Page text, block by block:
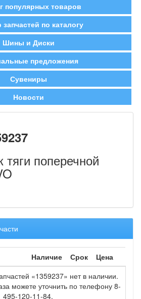
популярных товаров
по каталогу
Шины и Диски
предложения
Сувениры
Новости
тяги поперечной
Наличие Срок
Цена
«1359237» нет в наличии.
можете уточнить по телефону 8-
495-120-11-84.